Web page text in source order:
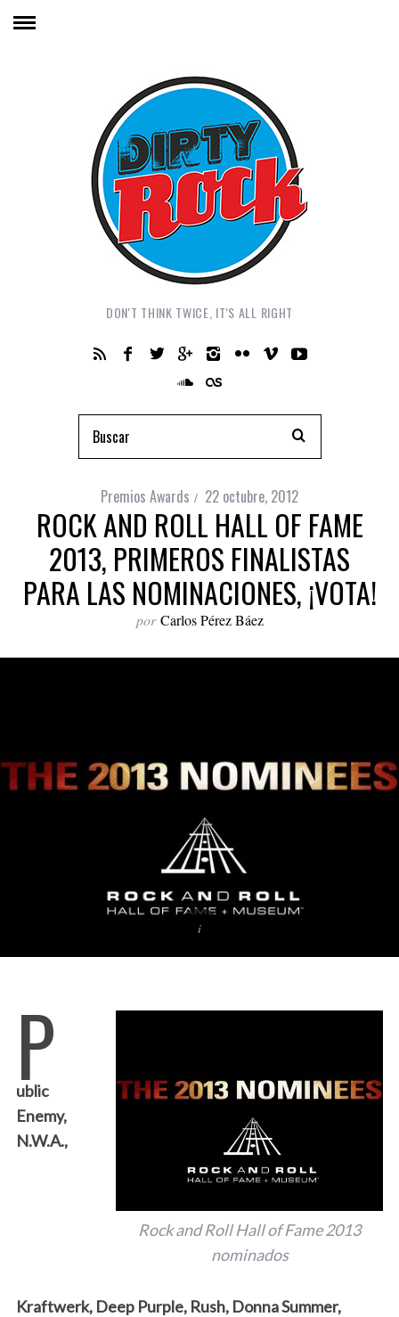
DON'T THINK TWICE, IT'S ALL RIGHT
Premios Awards 22 octubre, 2012
ROCK AND ROLL HALL OF FAME
2013, PRIMEROS FINALISTAS
PARA LAS NOMINACIONES, ¡VOTA!
por Carlos Pérez Báez
Rock and Roll Hall of Fame 2013
nominados
P
ublic
Enemy,
N.W.A.,
Kraftwerk, Deep Purple, Rush, Donna Summer,